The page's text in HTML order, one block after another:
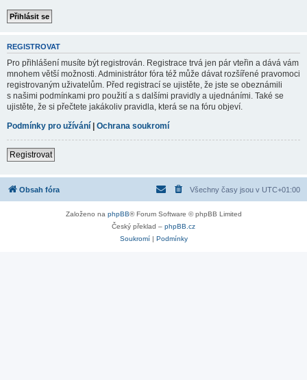
REGISTROVAT
Pro přihlášení musíte být registrován. Registrace trvá jen pár vteřin a dává vám
mnohem větší možnosti. Administrátor fóra též může dávat rozšířené pravomoci
registrovaným uživatelům. Před registrací se ujistěte, že jste se obeznámili
s našimi podmínkami pro použití a s dalšími pravidly a ujednáními. Také se
ujistěte, že si přečtete jakákoliv pravidla, která se na fóru objeví.
Podmínky pro užívání | Ochrana soukromí
Registrovat
Obsah fóra Všechny časy jsou v UTC+01:00
Založeno na phpBB® Forum Software © phpBB Limited
Český překlad – phpBB.cz
Soukromí| Podmínky